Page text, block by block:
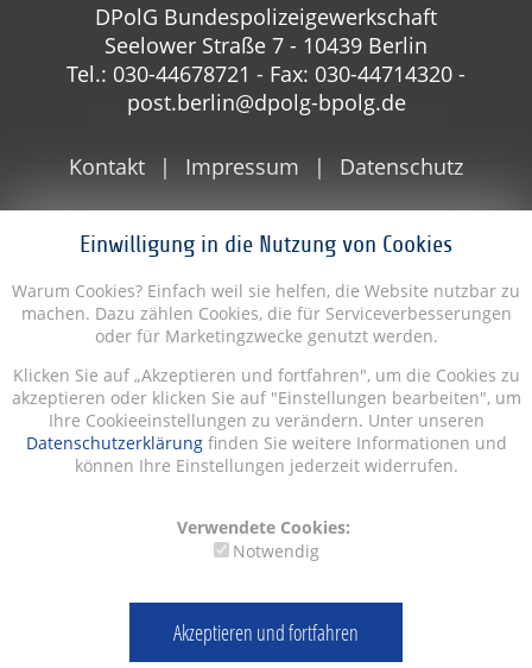
Einwilligung in die Nutzung von Cookies
Warum Cookies? Einfach weil sie helfen, die Website nutzbar zu
machen. Dazu zählen Cookies, die für Serviceverbesserungen
oder für Marketingzwecke genutzt werden.
Klicken Sie auf „Akzeptieren und fortfahren", um die Cookies zu
akzeptieren oder klicken Sie auf "Einstellungen bearbeiten", um
Ihre Cookieeinstellungen zu verändern. Unter unseren
Datenschutzerklärungfinden Sie weitere Informationen und
können Ihre Einstellungen jederzeit widerrufen.
Verwendete Cookies:
Notwendig
Akzeptieren und fortfahren
DPolG Bundespolizeigewerkschaft
Seelower Straße 7 - 10439 Berlin
Tel.: 030-44678721 - Fax: 030-44714320 -
post.berlin@dpolg-bpolg.de
Kontakt Impressum Datenschutz